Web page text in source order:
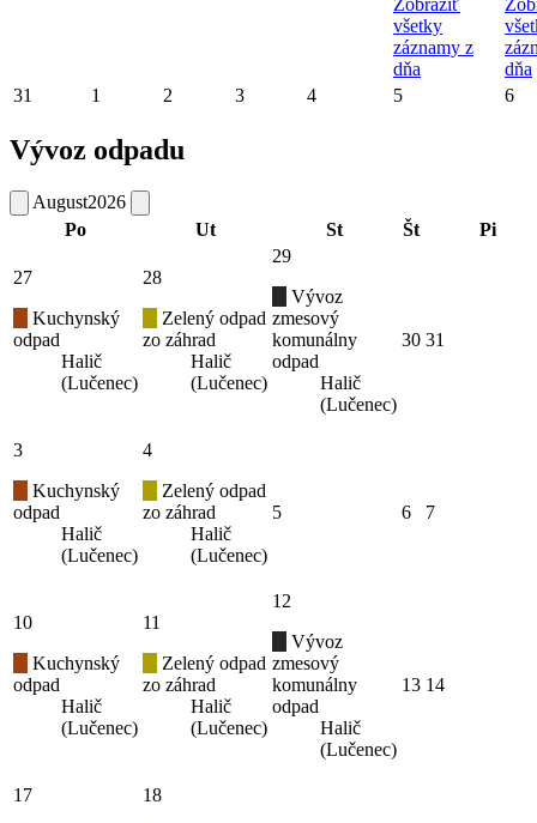
Zobraziť
všetky
záznamy z
dňa
dňa
31
1 2 3 4 5 6
Vývoz odpadu
August2026
Po
Ut St Št Pi
27
Kuchynský
odpad
Halič
(Lučenec)
28
Zelený odpad
zo záhrad
Halič
(Lučenec)
29
Vývoz
zmesový
komunálny
odpad
Halič
(Lučenec)
30 31
3
Kuchynský
odpad
Halič
(Lučenec)
4
Zelený odpad
zo záhrad
Halič
(Lučenec)
5 6 7
10
Kuchynský
odpad
Halič
(Lučenec)
11
Zelený odpad
zo záhrad
Halič
(Lučenec)
12
Vývoz
zmesový
komunálny
odpad
Halič
(Lučenec)
13 14
17
18